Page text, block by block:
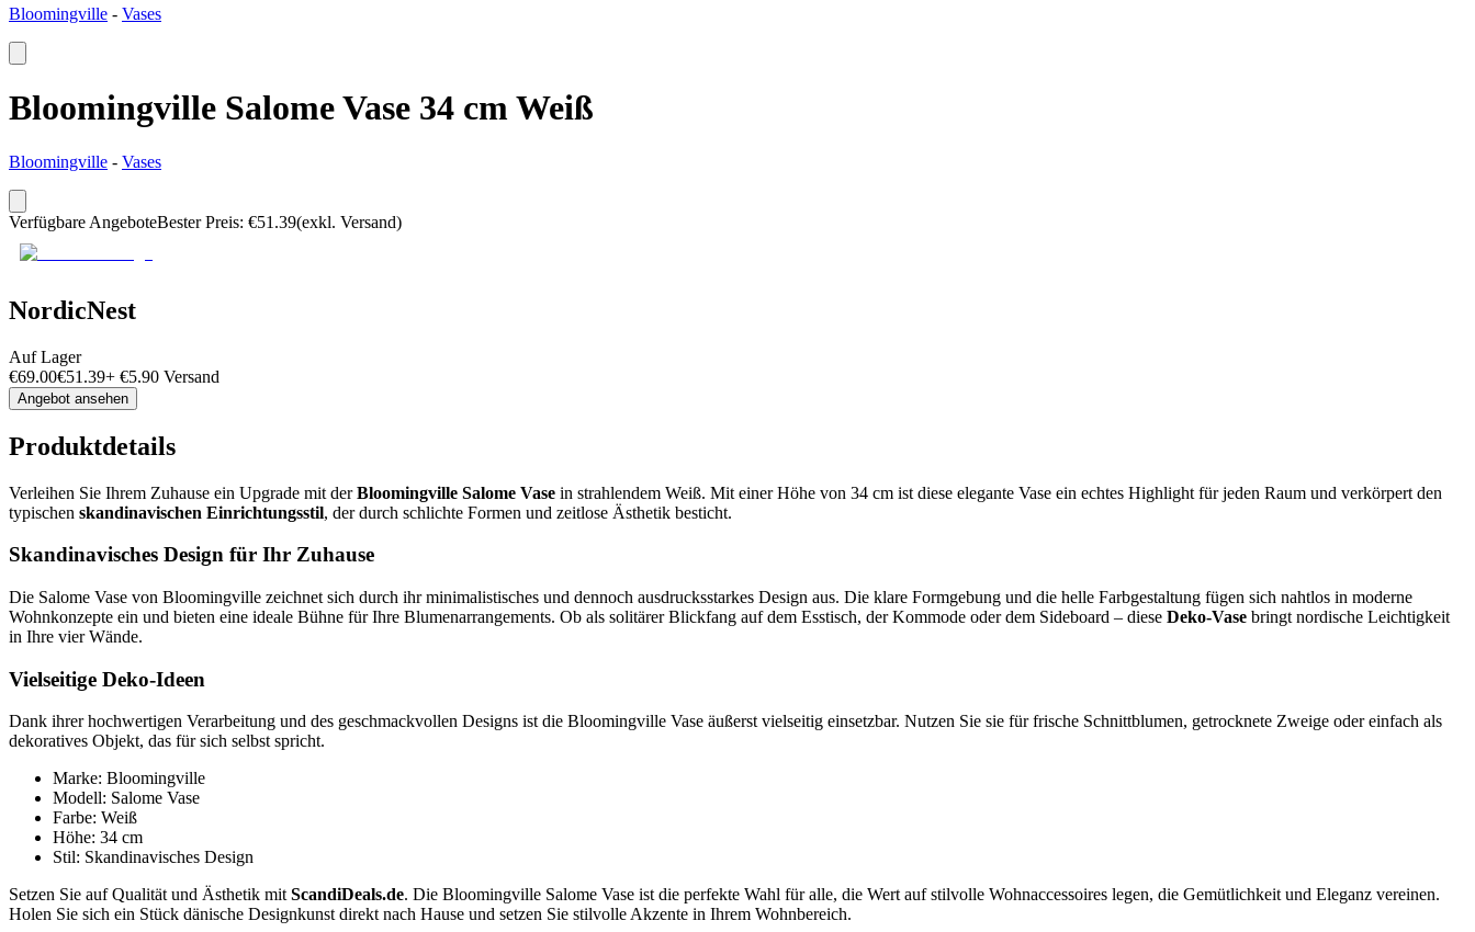
Bloomingville - Vases
Bloomingville Salome Vase 34 cm Weiß
Bloomingville - Vases
Verfügbare AngeboteBester Preis: €51.39(exkl. Versand)
NordicNest
Auf Lager
€69.00€51.39+ €5.90 Versand
Angebot ansehen
Produktdetails
Verleihen Sie Ihrem Zuhause ein Upgrade mit derBloomingville Salome Vase in strahlendem Weiß. Mit einer Höhe von 34 cm ist diese elegante Vase ein echtes Highlight für jeden Raum und verkörpert den
typischen skandinavischen Einrichtungsstil, der durch schlichte Formen und zeitlose Ästhetik besticht.
Skandinavisches Design für Ihr Zuhause
Die Salome Vase von Bloomingville zeichnet sich durch ihr minimalistisches und dennoch ausdrucksstarkes Design aus. Die klare Formgebung und die helle Farbgestaltung fügen sich nahtlos in moderne
Wohnkonzepte ein und bieten eine ideale Bühne für Ihre Blumenarrangements. Ob als solitärer Blickfang auf dem Esstisch, der Kommode oder dem Sideboard – diese Deko-Vase bringt nordische Leichtigkeit
in Ihre vier Wände.
Vielseitige Deko-Ideen
Dank ihrer hochwertigen Verarbeitung und des geschmackvollen Designs ist die Bloomingville Vase äußerst vielseitig einsetzbar. Nutzen Sie sie für frische Schnittblumen, getrocknete Zweige oder einfach als
dekoratives Objekt, das für sich selbst spricht.
Marke: Bloomingville
Modell: Salome Vase
Farbe: Weiß
Höhe: 34 cm
Stil: Skandinavisches Design
Setzen Sie auf Qualität und Ästhetik mit ScandiDeals.de. Die Bloomingville Salome Vase ist die perfekte Wahl für alle, die Wert auf stilvolle Wohnaccessoires legen, die Gemütlichkeit und Eleganz vereinen.
Holen Sie sich ein Stück dänische Designkunst direkt nach Hause und setzen Sie stilvolle Akzente in Ihrem Wohnbereich.